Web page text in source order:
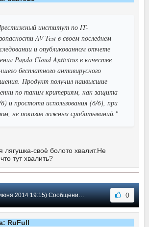
институт по IT-
AV-Test в своем последнем
и опубликованном отчете
Panda Cloud Antivirus в качестве
бесплатного антивирусного
Продукт получил наивысшие
по таким критериям, как защита
и простота использования (6/6), при
не показав ложных срабатываний."
лягушка-своё болото хвалит.Не
тут хвалить?
2014 19:15) Сообщение #138 0
RuFull